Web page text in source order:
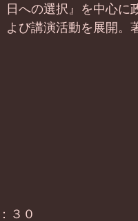
日への選択』を中心に
よび講演活動を展開。
３０